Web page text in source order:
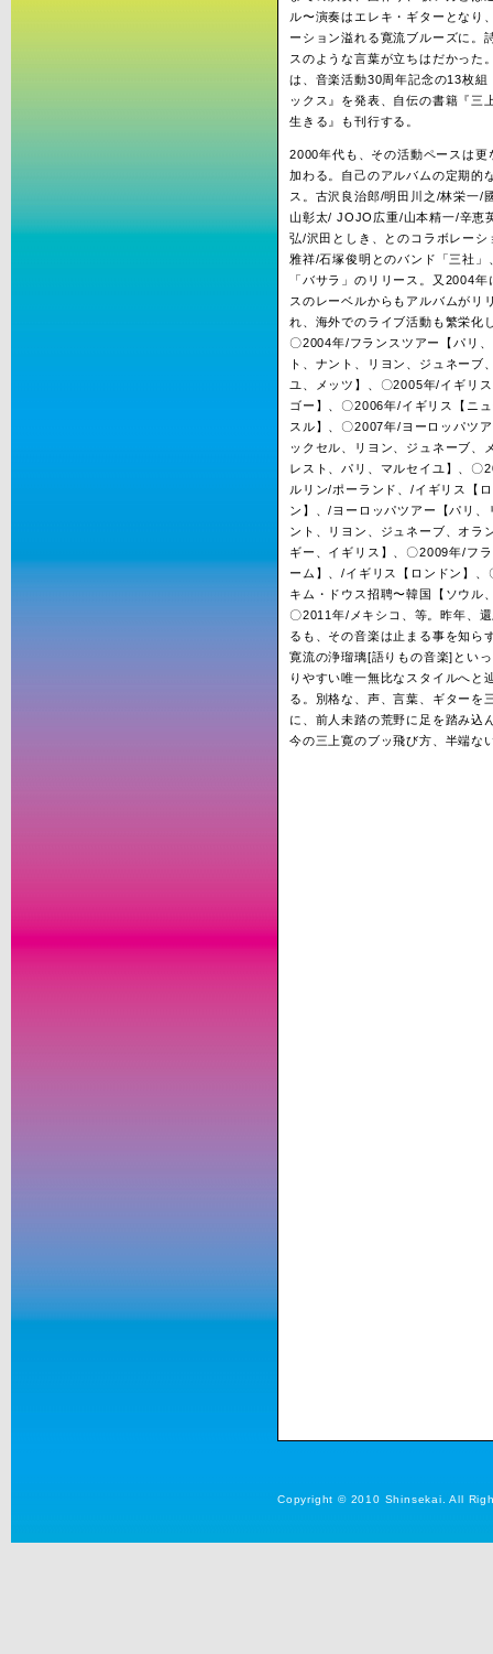
ル〜演奏はエレキ・ギターとなり
ーション溢れる寛流ブルーズに。
スのような言葉が立ちはだかった
は、音楽活動30周年記念の13枚組
ックス』を発表、自伝の書籍『三
生きる』も刊行する。
2000年代も、その活動ペースは更
加わる。自己のアルバムの定期的
ス。古沢良治郎/明田川之/林栄一/
山彰太/ JOJO広重/山本精一/辛恵
弘/沢田としき、とのコラボレーシ
雅祥/石塚俊明とのバンド「三社」
「バサラ」のリリース。又2004年
スのレーベルからもアルバムがリ
れ、海外でのライブ活動も繁栄化
〇2004年/フランスツアー【パリ
ト、ナント、リヨン、ジュネーブ
ユ、メッツ】、〇2005年/イギリ
ゴー】、〇2006年/イギリス【ニ
スル】、〇2007年/ヨーロッパツ
ックセル、リヨン、ジュネーブ、
レスト、パリ、マルセイユ】、〇
ルリン/ポーランド、/イギリス【
ン】、/ヨーロッパツアー【パリ、
ント、リヨン、ジュネーブ、オラ
ギー、イギリス】、〇2009年/フ
ーム】、/イギリス【ロンドン】、
キム・ドウス招聘〜韓国【ソウル
〇2011年/メキシコ、等。昨年、
るも、その音楽は止まる事を知ら
寛流の浄瑠璃[語りもの音楽]とい
りやすい唯一無比なスタイルへと
る。別格な、声、言葉、ギターを
に、前人未踏の荒野に足を踏み込
今の三上寛のブッ飛び方、半端な
Copyright © 2010 Shinsekai. All